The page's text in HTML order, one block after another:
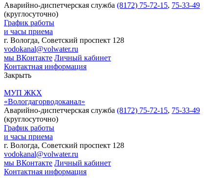
Аварийно-диспетчерская служба (8172) 75-72-15, 75-33-49
(круглосуточно)
График работы
и часы приема
г. Вологда, Советский проспект 128
vodokanal@volwater.ru
мы ВКонтакте Личный кабинет
Контактная информация
Закрыть
МУП ЖКХ
«Вологдагорводоканал»
Аварийно-диспетчерская служба (8172) 75-72-15, 75-33-49
(круглосуточно)
График работы
и часы приема
г. Вологда, Советский проспект 128
vodokanal@volwater.ru
мы ВКонтакте Личный кабинет
Контактная информация